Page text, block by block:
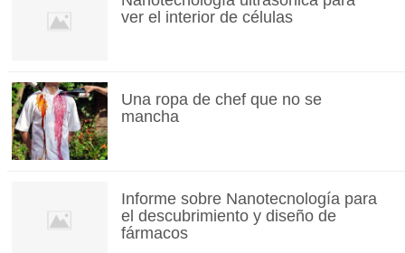
ver el interior de células
Una ropa de chef que no se
mancha
Informe sobre Nanotecnología para
el descubrimiento y diseño de
fármacos